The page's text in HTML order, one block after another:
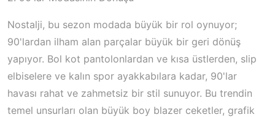
Nostalji, bu sezon modada büyük bir rol oynuyor;
90'lardan ilham alan parçalar büyük bir geri dönüş
yapıyor. Bol kot pantolonlardan ve kısa üstlerden, slip
elbiselere ve kalın spor ayakkabılara kadar, 90'lar
havası rahat ve zahmetsiz bir stil sunuyor. Bu trendin
temel unsurları olan büyük boy blazer ceketler, grafik